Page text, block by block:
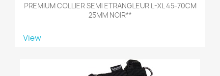
PREMIUM COLLIER SEMI ETRANGLEUR L-XL 45-70CM
25MM NOIR**
View